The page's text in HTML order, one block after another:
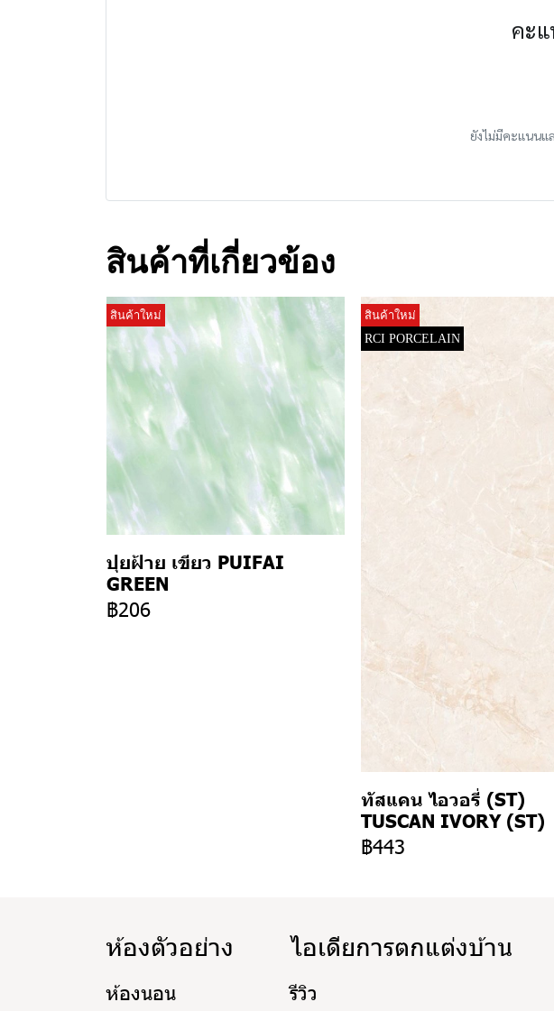
คะ
ยังไม่มีคะแนนแ
สินค้าที่เกี่ยวข้อง
สินค้าใหม่
ปุยฝ้าย เขียว PUIFAI
GREEN
฿206
สินค้าใหม่
RCI PORCELAIN
ทัสแคน ไอวอรี่ (ST)
TUSCAN IVORY (ST)
฿443
ห้องตัวอย่าง
ห้องนอน
ไอเดียการตกแต่งบ้าน
รีวิว